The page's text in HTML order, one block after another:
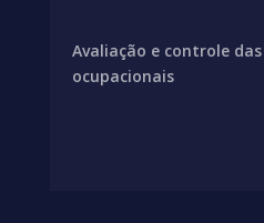
Avaliação e controle
ocupacionais